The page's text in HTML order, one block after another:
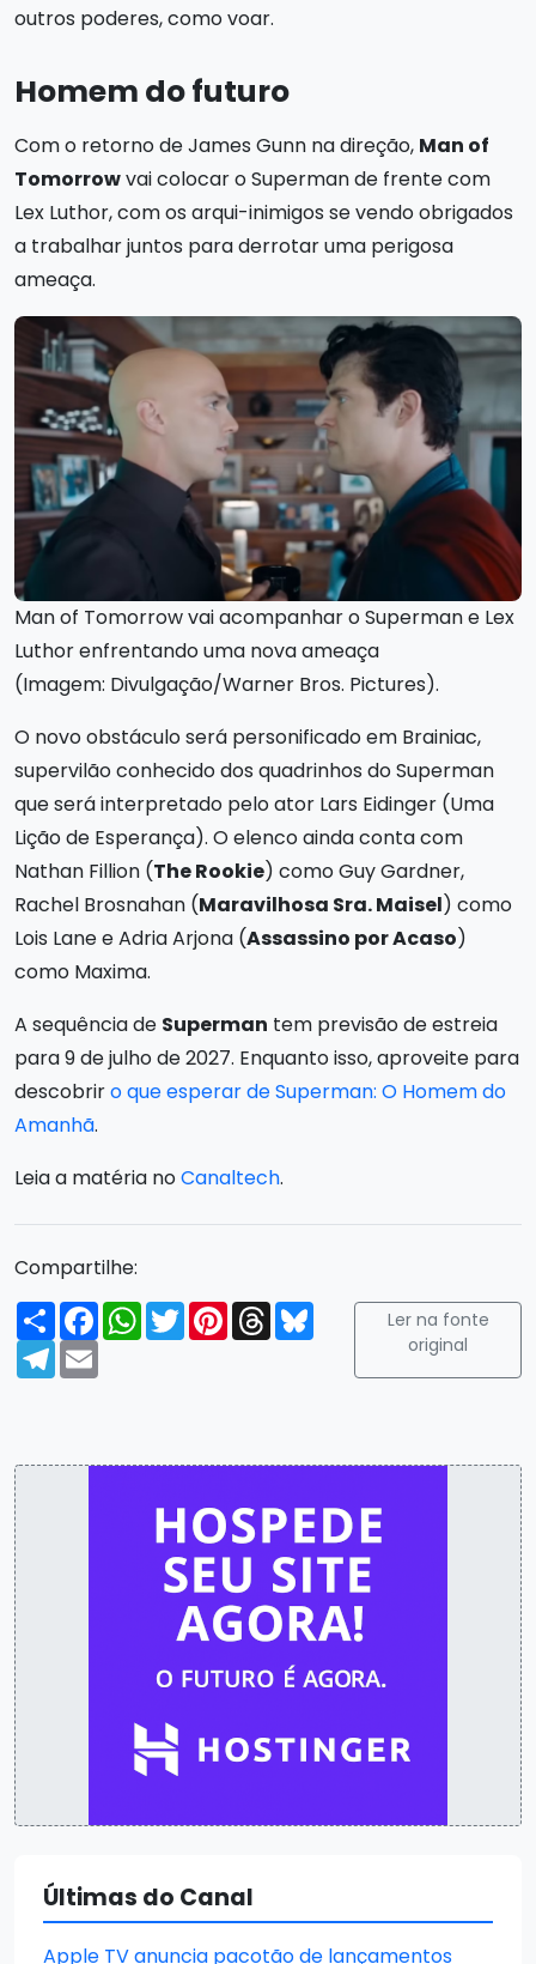
outros poderes, como voar.
Homem do futuro
Com o retorno de James Gunn na direção, Man of
Tomorrowvai colocar o Superman de frente com
Lex Luthor, com os arqui-inimigos se vendo obrigados
a trabalhar juntos para derrotar uma perigosa
ameaça.
Man of Tomorrow vai acompanhar o Superman e Lex
Luthor enfrentando uma nova ameaça
(Imagem: Divulgação/Warner Bros. Pictures).
O novo obstáculo será personificado em Brainiac,
supervilão conhecido dos quadrinhos do Superman
que será interpretado pelo ator Lars Eidinger (Uma
Lição de Esperança). O elenco ainda conta com
Nathan Fillion (The Rookie) como Guy Gardner,
Rachel Brosnahan (Maravilhosa Sra. Maisel) como
Lois Lane e Adria Arjona (Assassino por Acaso)
como Maxima.
A sequência de Superman tem previsão de estreia
para 9 de julho de 2027. Enquanto isso, aproveite para
descobriro que esperar de Superman: O Homem do
Amanhã.
Leia a matéria noCanaltech.
Compartilhe:
Compartilhar
FacebookWhatsApp
TwitterPinterest
ThreadsBluesky
Telegram
Email
Ler na fonte
original
Últimas do Canal
Apple TV anuncia pacotão de lançamentos